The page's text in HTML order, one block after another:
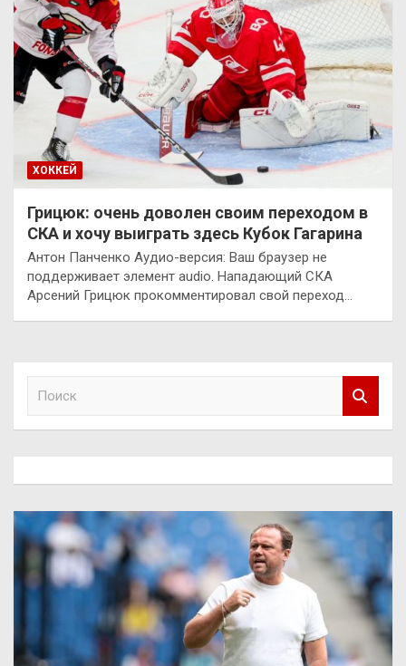
ХОККЕЙ
Грицюк: очень доволен своим переходом в
СКА и хочу выиграть здесь Кубок Гагарина
Антон Панченко Аудио-версия: Ваш браузер не
поддерживает элемент audio. Нападающий СКА
Арсений Грицюк прокомментировал свой переход…